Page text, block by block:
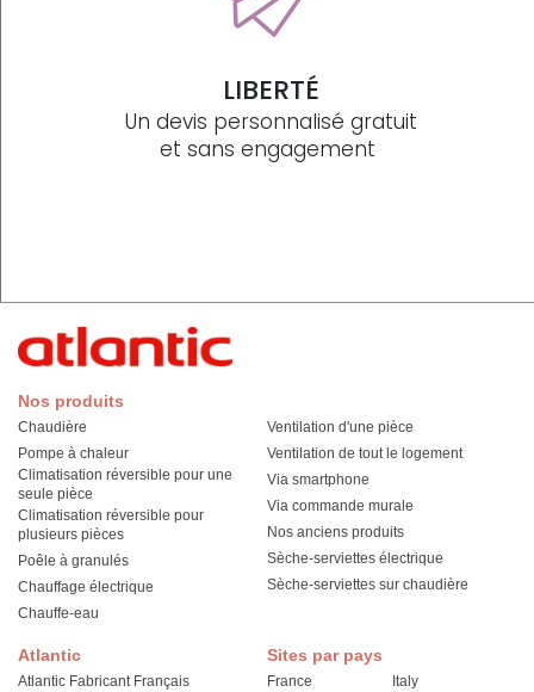
LIBERTÉ
Un devis personnalisé gratuit
et sans engagement
Atlantic
Atlantic Fabricant Français
Nos produits
Chaudière
Pompe à chaleur
Climatisation réversible pour une
seule pièce
Climatisation réversible pour
plusieurs pièces
Poêle à granulés
Chauffage électrique
Chauffe-eau
Ventilation d'une pièce
Ventilation de tout le logement
Via smartphone
Via commande murale
Nos anciens produits
Sèche-serviettes électrique
Sèche-serviettes sur chaudière
Sites par pays
France Italy